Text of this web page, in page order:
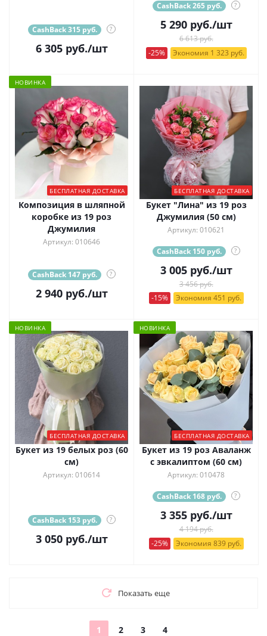
CashBack 315 руб. ?
6 305руб./шт
CashBack 265 руб. ?
5 290руб./шт
6 613 руб.
-25%
Экономия 1 323 руб.
НОВИНКА
БЕСПЛАТНАЯ ДОСТАВКА
Композиция в шляпной
коробке из 19 роз
Джумилия
Артикул: 010646
CashBack 147 руб. ?
2 940руб./шт
БЕСПЛАТНАЯ ДОСТАВКА
Букет "Лина" из 19 роз
Джумилия (50 см)
Артикул: 010621
CashBack 150 руб. ?
3 005руб./шт
3 456 руб.
-15%
Экономия 451 руб.
НОВИНКА
БЕСПЛАТНАЯ ДОСТАВКА
Букет из 19 белых роз (60
см)
Артикул: 010614
CashBack 153 руб. ?
3 050руб./шт
НОВИНКА
БЕСПЛАТНАЯ ДОСТАВКА
Букет из 19 роз Аваланж
с эвкалиптом (60 см)
Артикул: 010478
CashBack 168 руб. ?
3 355руб./шт
4 194 руб.
-25%
Экономия 839 руб.
Показать еще
1 2 3 4